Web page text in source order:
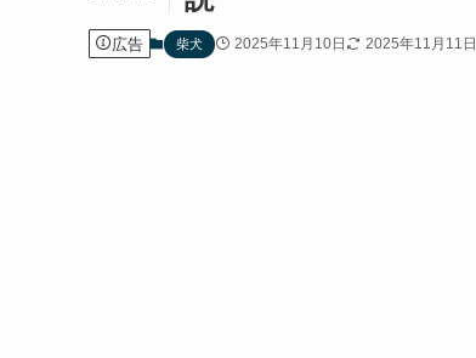
広告 柴犬 2025年11月10日 2025年11月11日